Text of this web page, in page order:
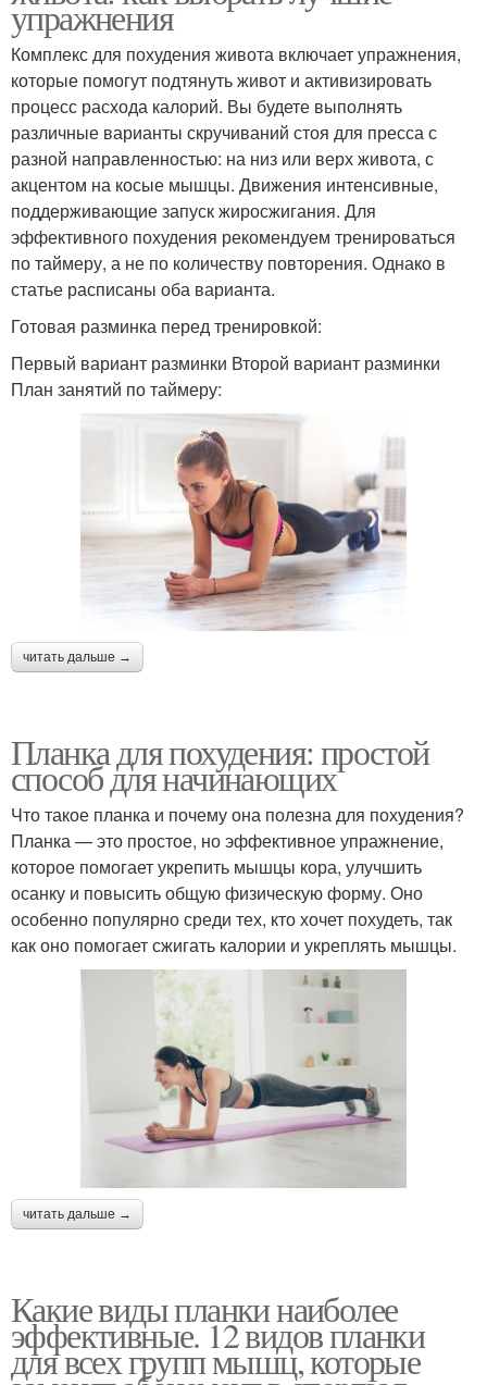
упражнения
Комплекс для похудения живота включает упражнения,
которые помогут подтянуть живот и активизировать
процесс расхода калорий. Вы будете выполнять
различные варианты скручиваний стоя для пресса с
разной направленностью: на низ или верх живота, с
акцентом на косые мышцы. Движения интенсивные,
поддерживающие запуск жиросжигания. Для
эффективного похудения рекомендуем тренироваться
по таймеру, а не по количеству повторения. Однако в
статье расписаны оба варианта.
Готовая разминка перед тренировкой:
Первый вариант разминки Второй вариант разминки
План занятий по таймеру:
читать дальше →
Планка для похудения: простой
способ для начинающих
Что такое планка и почему она полезна для похудения?
Планка — это простое, но эффективное упражнение,
которое помогает укрепить мышцы кора, улучшить
осанку и повысить общую физическую форму. Оно
особенно популярно среди тех, кто хочет похудеть, так
как оно помогает сжигать калории и укреплять мышцы.
читать дальше →
Какие виды планки наиболее
эффективные. 12 видов планки
для всех групп мышц, которые